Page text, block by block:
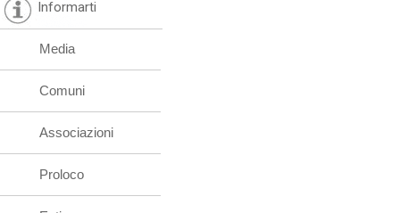
Informarti
Media
Comuni
Associazioni
Proloco